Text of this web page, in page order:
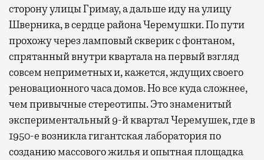
сторону улицы Гримау, а дальше иду на улицу
Шверника, в сердце района Черемушки. По пути
прохожу через ламповый скверик с фонтаном,
спрятанный внутри квартала на первый взгляд
совсем неприметных и, кажется, ждущих своего
реновационного часа домов. Но все куда сложнее,
чем привычные стереотипы. Это знаменитый
экспериментальный 9-й квартал Черемушек, где в
1950-е возникла гигантская лаборатория по
созданию массового жилья и опытная площадка